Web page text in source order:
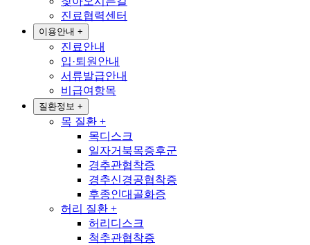
진료협력센터
이용안내 +
진료안내
입·퇴원안내
서류발급안내
비급여항목
질환정보 +
목 질환 +
목디스크
일자거북목증후군
경추관협착증
경추신경공협착증
후종인대골화증
허리 질환 +
허리디스크
척추관협착증